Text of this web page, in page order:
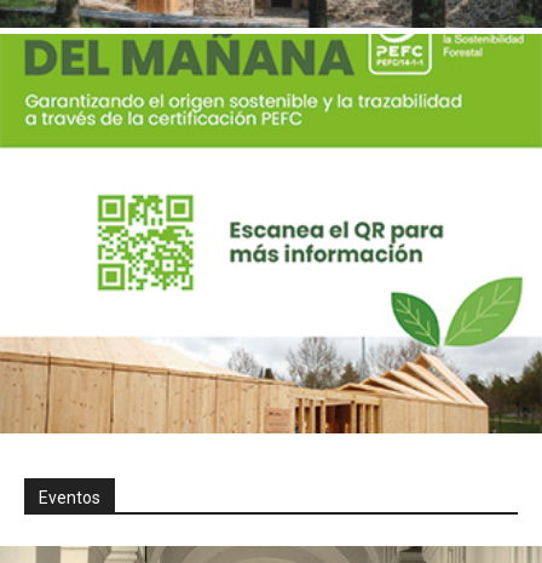
Eventos